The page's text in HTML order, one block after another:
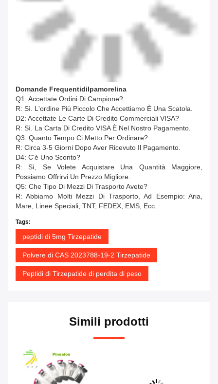
Domande FrequentiDiIpamorelina
Q1: Accettate Ordini Di Campione?
R: Sì. L'ordine Più Piccolo Che Accettiamo È Una Scatola.
D2: Accettate Le Carte Di Credito Commerciali VISA?
R: Sì. La Carta Di Credito VISA È Nel Nostro Pagamento.
Q3: Quanto Tempo Ci Metto Per Ordinare?
R: Circa 3-5 Giorni Dopo Aver Ricevuto Il Pagamento.
D4: C'è Uno Sconto?
R: Sì, Se Volete Acquistare Una Quantità Maggiore,
Possiamo Offrirvi Un Prezzo Migliore.
Q5: Che Tipo Di Mezzi Di Trasporto Avete?
R: Abbiamo Molti Mezzi Di Trasporto, Ad Esempio: Aria,
Mare, Linee Speciali, TNT, FEDEX, EMS, Ecc.
Tags:
peptidi di 5mg Tirzepatide
Polvere di CAS 2023788-19-2 Tirzepatide
Peptidi di Tirzepatide di perdita di peso
Simili prodotti